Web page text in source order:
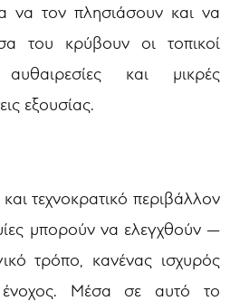
να τον πλησιάσουν και να
του κρύβουν οι τοπικοί
και μικρές
εξουσίας.
τεχνοκρατικό περιβάλλον
μπορούν να ελεγχθούν —
τρόπο, κανένας ισχυρός
ένοχος. Μέσα σε αυτό το